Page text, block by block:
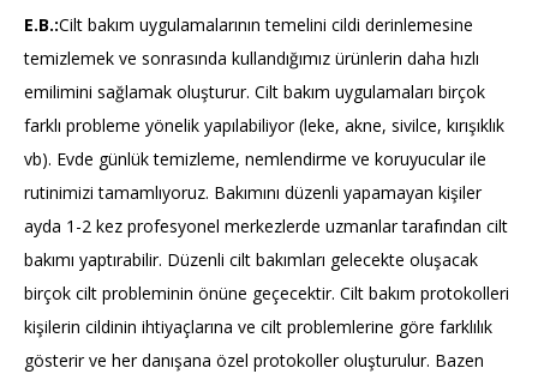
E.B.:Cilt bakım uygulamalarının temelini cildi derinlemesine
temizlemek ve sonrasında kullandığımız ürünlerin daha hızlı
emilimini sağlamak oluşturur. Cilt bakım uygulamaları birçok
farklı probleme yönelik yapılabiliyor (leke, akne, sivilce, kırışıklık
vb). Evde günlük temizleme, nemlendirme ve koruyucular ile
rutinimizi tamamlıyoruz. Bakımını düzenli yapamayan kişiler
ayda 1-2 kez profesyonel merkezlerde uzmanlar tarafından cilt
bakımı yaptırabilir. Düzenli cilt bakımları gelecekte oluşacak
birçok cilt probleminin önüne geçecektir. Cilt bakım protokolleri
kişilerin cildinin ihtiyaçlarına ve cilt problemlerine göre farklılık
gösterir ve her danışana özel protokoller oluşturulur. Bazen